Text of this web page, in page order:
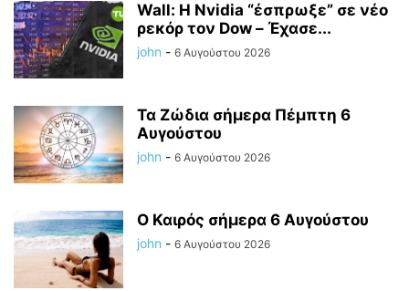
Wall: Η Nvidia “έσπρωξε” σε νέο
ρεκόρ τον Dow – Έχασε...
john - 6 Αυγούστου 2026
Τα Ζώδια σήμερα Πέμπτη 6
Αυγούστου
john - 6 Αυγούστου 2026
Ο Καιρός σήμερα 6 Αυγούστου
john - 6 Αυγούστου 2026